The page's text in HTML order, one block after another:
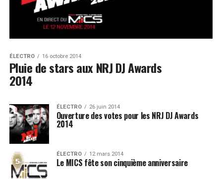
ÉLECTRO 16 octobre 2014
Pluie de stars aux NRJ DJ Awards
2014
ÉLECTRO 26 juin 2014
Ouverture des votes pour les NRJ DJ Awards
2014
ÉLECTRO 12 mars 2014
Le MICS fête son cinquième anniversaire